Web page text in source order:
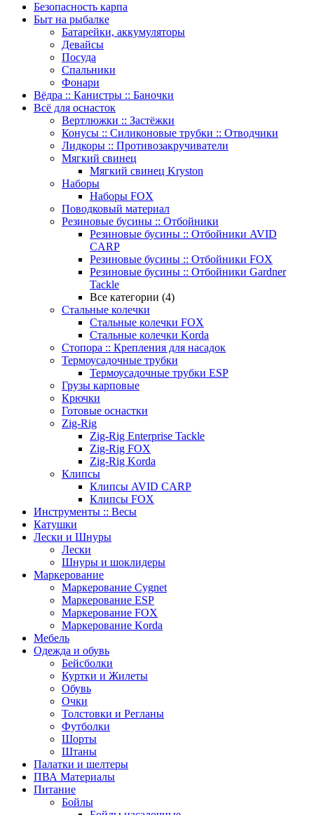
Безопасность карпа
Быт на рыбалке
Батарейки, аккумуляторы
Девайсы
Посуда
Спальники
Фонари
Вёдра :: Канистры :: Баночки
Всё для оснасток
Вертлюжки :: Застёжки
Конусы :: Силиконовые трубки :: Отводчики
Лидкоры :: Противозакручиватели
Мягкий свинец
Мягкий свинец Kryston
Наборы
Наборы FOX
Поводковый материал
Резиновые бусины :: Отбойники
Резиновые бусины :: Отбойники AVID
CARP
Резиновые бусины :: Отбойники FOX
Резиновые бусины :: Отбойники Gardner
Tackle
Все категории (4)
Стальные колечки
Стальные колечки FOX
Стальные колечки Korda
Стопора :: Крепления для насадок
Термоусадочные трубки
Термоусадочные трубки ESP
Грузы карповые
Крючки
Готовые оснастки
Zig-Rig
Zig-Rig Enterprise Tackle
Zig-Rig FOX
Zig-Rig Korda
Клипсы
Клипсы AVID CARP
Клипсы FOX
Инструменты :: Весы
Катушки
Лески и Шнуры
Лески
Шнуры и шоклидеры
Маркерование
Маркерование Cygnet
Маркерование ESP
Маркерование FOX
Маркерование Korda
Мебель
Одежда и обувь
Бейсболки
Куртки и Жилеты
Обувь
Очки
Толстовки и Регланы
Футболки
Шорты
Штаны
Палатки и шелтеры
ПВА Материалы
Питание
Бойлы